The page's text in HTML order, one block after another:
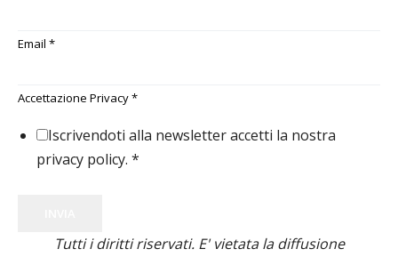
Email *
Accettazione Privacy*
Iscrivendoti alla newsletter accetti la nostra
privacy policy. *
Tutti i diritti riservati. E' vietata la diffusione